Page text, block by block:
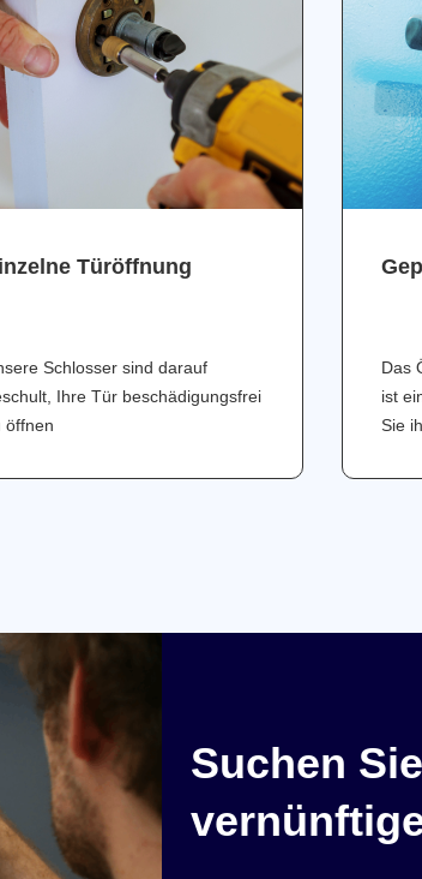
Türöffnung
Schlosser sind darauf
Ihre Tür beschädigungsfrei
öffnen
Das
ist
Sie
Suchen